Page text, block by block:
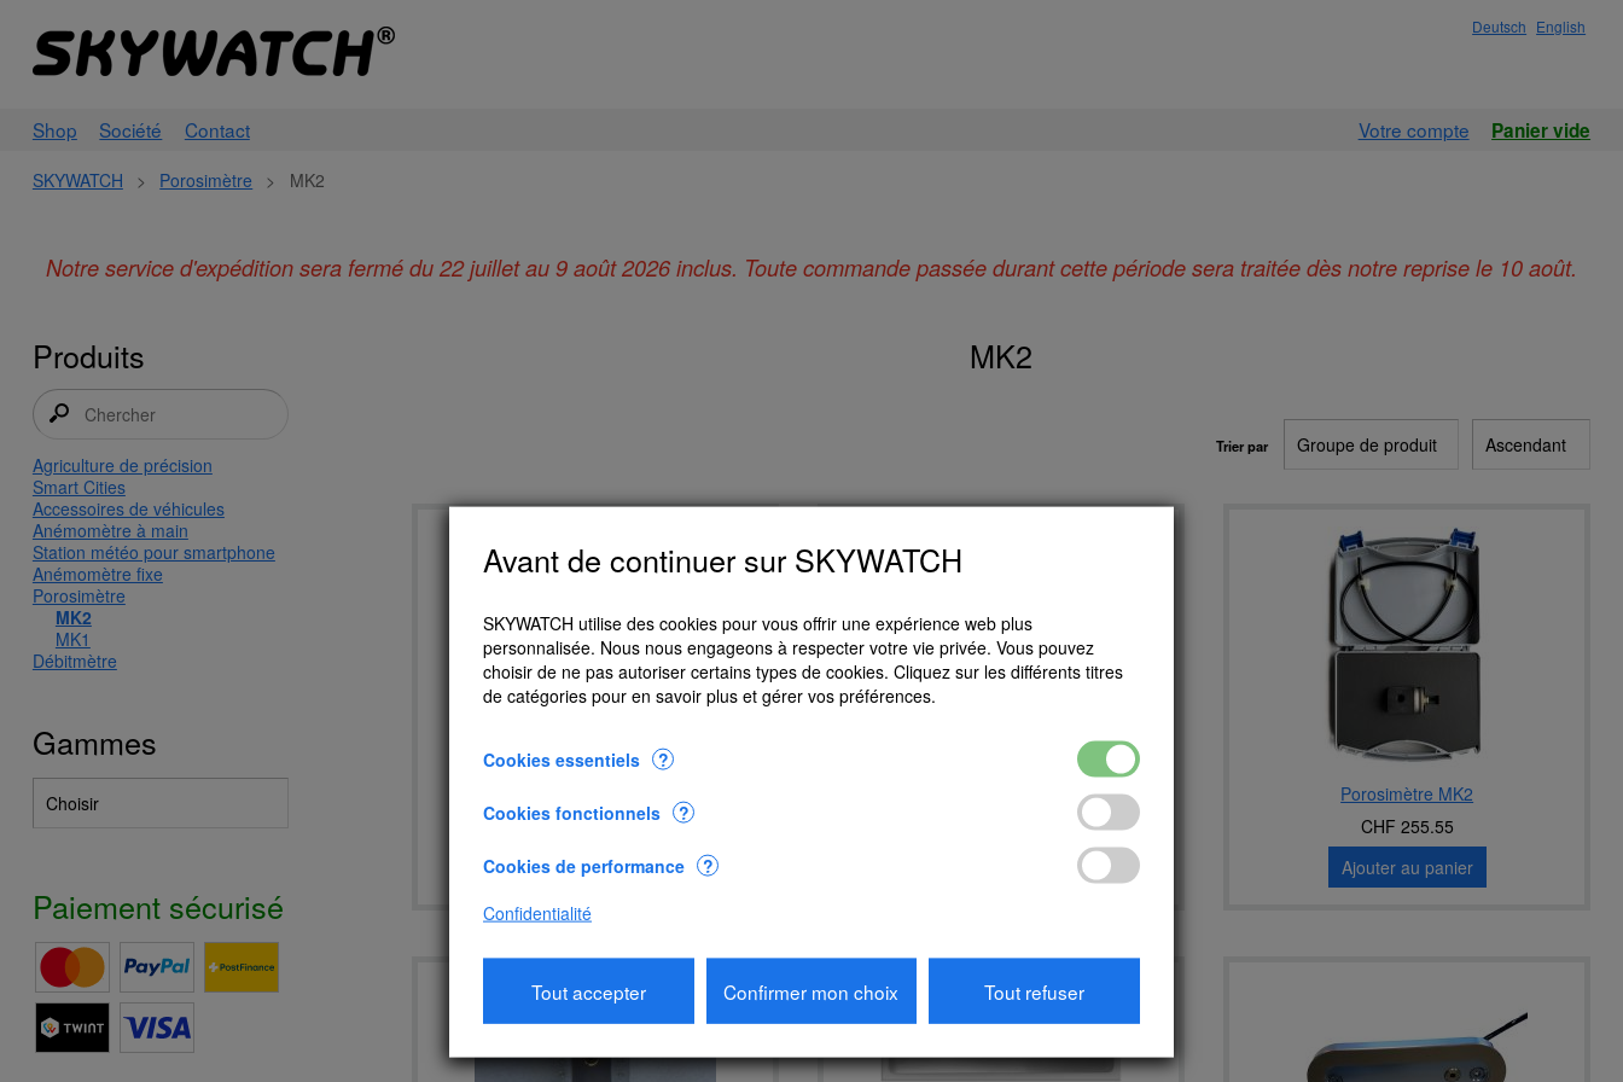
Deutsch English
Shop Société Contact Votre compte Panier vide
SKYWATCH > Porosimètre > MK2
Notre service d'expédition sera fermé du 22 juillet au 9 août 2026 inclus. Toute commande passée durant cette période sera traitée dès notre reprise le 10 août.
Produits
Agriculture de précision
Smart Cities
Accessoires de véhicules
Anémomètre à main
Station météo pour smartphone
Anémomètre fixe
Porosimètre
MK2
MK1
Débitmètre
Gammes
Paiement sécurisé
MK2
Trier par
CHF 1'502.50
Ajouter au panier
MK2 mise à jour du micrologiciel
Porosimètre MK2
CHF 255.55
Ajouter au panier
Avant de continuer sur SKYWATCH
SKYWATCH utilise des cookies pour vous offrir une expérience web plus
personnalisée. Nous nous engageons à respecter votre vie privée. Vous pouvez
choisir de ne pas autoriser certains types de cookies. Cliquez sur les différents titres
de catégories pour en savoir plus et gérer vos préférences.
Cookies essentiels ?
Cookies fonctionnels ?
Cookies de performance
?
Confidentialité
Tout accepter Confirmer mon choix Tout refuser